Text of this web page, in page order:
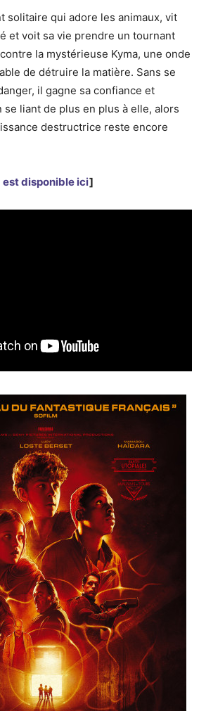
solitaire qui adore les animaux, vit
et voit sa vie prendre un tournant
la mystérieuse Kyma, une onde
de détruire la matière. Sans se
il gagne sa confiance et
se liant de plus en plus à elle, alors
destructrice reste encore
disponible ici]